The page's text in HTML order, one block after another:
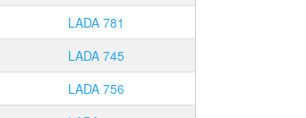
LADA 781
LADA 745
LADA 756